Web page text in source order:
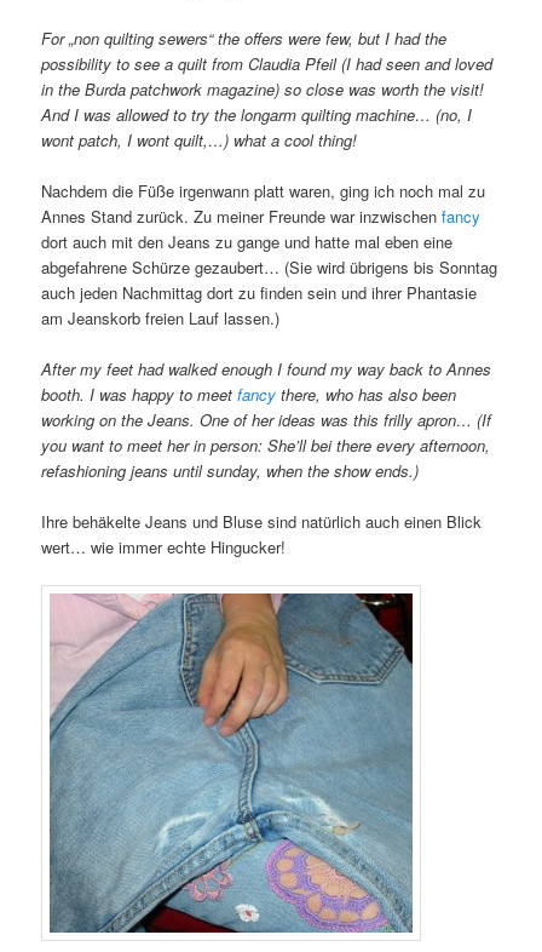
For „non quilting sewers“ the offers were few, but I had the
possibility to see a quilt from Claudia Pfeil (I had seen and loved
in the Burda patchwork magazine) so close was worth the visit!
And I was allowed to try the longarm quilting machine… (no, I
wont patch, I wont quilt,…) what a cool thing!
Nachdem die Füße irgenwann platt waren, ging ich noch mal zu
Annes Stand zurück. Zu meiner Freunde war inzwischenfancy
dort auch mit den Jeans zu gange und hatte mal eben eine
abgefahrene Schürze gezaubert… (Sie wird übrigens bis Sonntag
auch jeden Nachmittag dort zu finden sein und ihrer Phantasie
am Jeanskorb freien Lauf lassen.)
After my feet had walked enough I found my way back to Annes
booth. I was happy to meetfancy there, who has also been
working on the Jeans. One of her ideas was this frilly apron… (If
you want to meet her in person: She’ll bei there every afternoon,
refashioning jeans until sunday, when the show ends.)
Ihre behäkelte Jeans und Bluse sind natürlich auch einen Blick
wert… wie immer echte Hingucker!